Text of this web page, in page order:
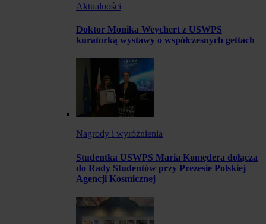
Aktualności
Doktor Monika Weychert z USWPS
kuratorką wystawy o współczesnych gettach
Nagrody i wyróżnienia
Studentka USWPS Maria Komędera dołącza
do Rady Studentów przy Prezesie Polskiej
Agencji Kosmicznej